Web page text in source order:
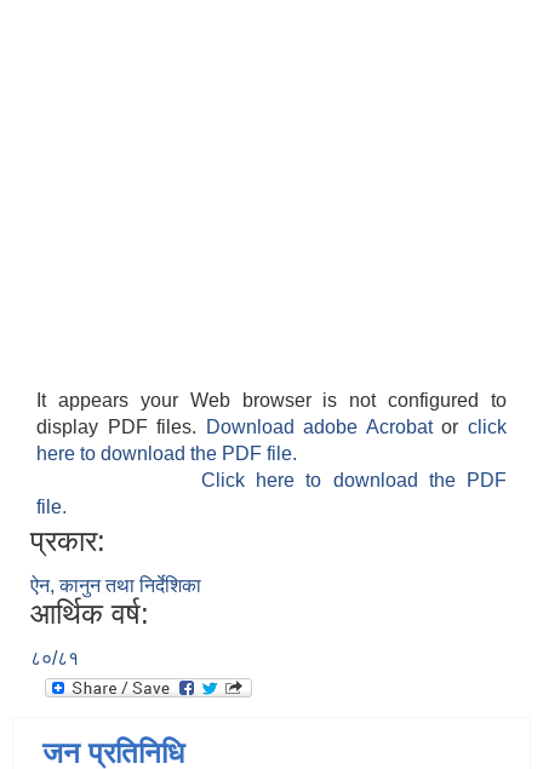
It appears your Web browser is not configured to
display PDF files.
Download adobe Acrobatorclick
here to download the PDF file.
Click here to download the PDF
file.
प्रकार:
ऐन, कानुन तथा निर्देशिका
आर्थिक वर्ष:
८०/८१
जन प्रतिनिधि